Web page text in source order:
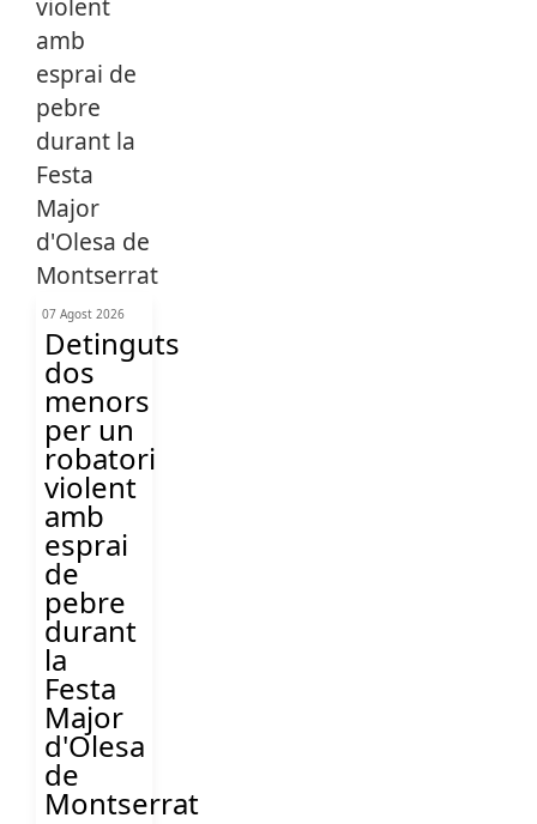
07 Agost 2026
Detinguts
dos
menors
per un
robatori
violent
amb
esprai
de
pebre
durant
la
Festa
Major
d'Olesa
de
Montserrat